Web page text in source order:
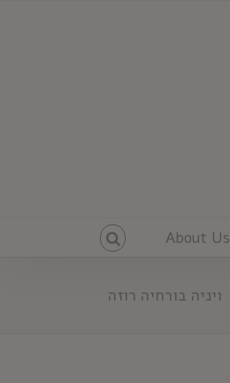
About Us
ויניה בורחיה רוזה